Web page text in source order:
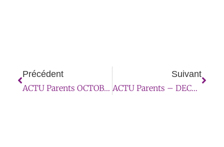
Précédent
ACTU Parents OCTOBRE 2024
Suivant
ACTU Parents – DECEMBRE 2024